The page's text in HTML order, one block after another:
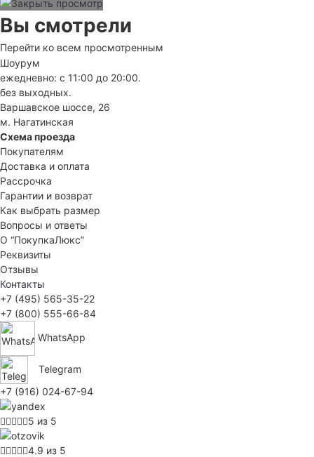
Вы смотрели
Перейти ко всем просмотренным
Шоурум
ежедневно: с 11:00 до 20:00.
без выходных.
Варшавское шоссе, 26
м. Нагатинская
Схема проезда
Покупателям
Доставка и оплата
Рассрочка
Гарантии и возврат
Как выбрать размер
Вопросы и ответы
О “ПокупкаЛюкс”
Реквизиты
Отзывы
Контакты
+7 (495) 565-35-22
+7 (800) 555-66-84
WhatsApp
Telegram
+7 (916) 024-67-94
5 из 5
4.9 из 5